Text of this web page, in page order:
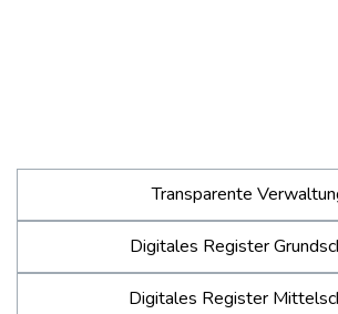
Transparente
Digitales Register
Digitales Register